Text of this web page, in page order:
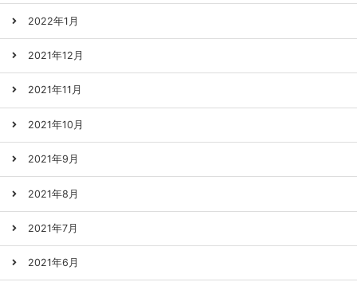
2022年1月
2021年12月
2021年11月
2021年10月
2021年9月
2021年8月
2021年7月
2021年6月